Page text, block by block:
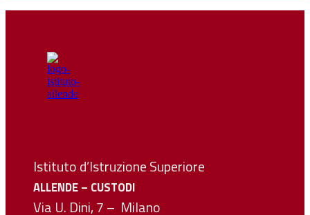
Istituto d’Istruzione Superiore
ALLENDE – CUSTODI
Via U. Dini, 7 – Milano